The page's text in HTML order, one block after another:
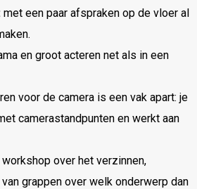
met een paar afspraken op de vloer al
en groot acteren net als in een
voor de camera is een vak apart: je
camerastandpunten en werkt aan
over het verzinnen,
grappen over welk onderwerp dan